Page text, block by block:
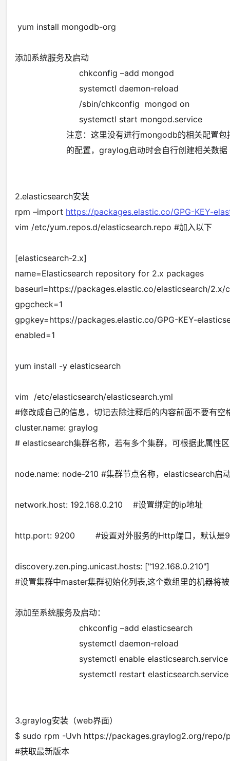
yum install mongodb-org
添加系统服务及启动
chkconfig –add mongod
systemctl daemon-reload
/sbin/chkconfig mongod on
systemctl start mongod.service
注意：这里没有进行mongodb的相关配置包
的配置，graylog启动时会自行创建相关数据
2.elasticsearch安装
rpm –import https://packages.elastic.co/GPG-KEY-
vim /etc/yum.repos.d/elasticsearch.repo #加入以下
[elasticsearch-2.x]
name=Elasticsearch repository for 2.x packages
baseurl=https://packages.elastic.co/elasticsearch/2.x/
gpgcheck=1
gpgkey=https://packages.elastic.co/GPG-KEY-
enabled=1
yum install -y elasticsearch
vim /etc/elasticsearch/elasticsearch.yml
#修改成自己的信息，切记去除注释后的内容前面不要有空
cluster.name: graylog
# elasticsearch集群名称，若有多个集群，可根据此属性
node.name: node-210 #集群节点名称，elasticsearch启
network.host: 192.168.0.210 #设置绑定的ip地址
http.port: 9200 #设置对外服务的Http端口，默认是
discovery.zen.ping.unicast.hosts: ["192.168.0.210"]
#设置集群中master集群初始化列表,这个数组里的
添加至系统服务及启动：
chkconfig –add elasticsearch
systemctl daemon-reload
systemctl enable elasticsearch.service
systemctl restart elasticsearch.service
3.graylog安装（web界面）
$ sudo rpm -Uvh https://packages.graylog2.org/
#获取最新版本